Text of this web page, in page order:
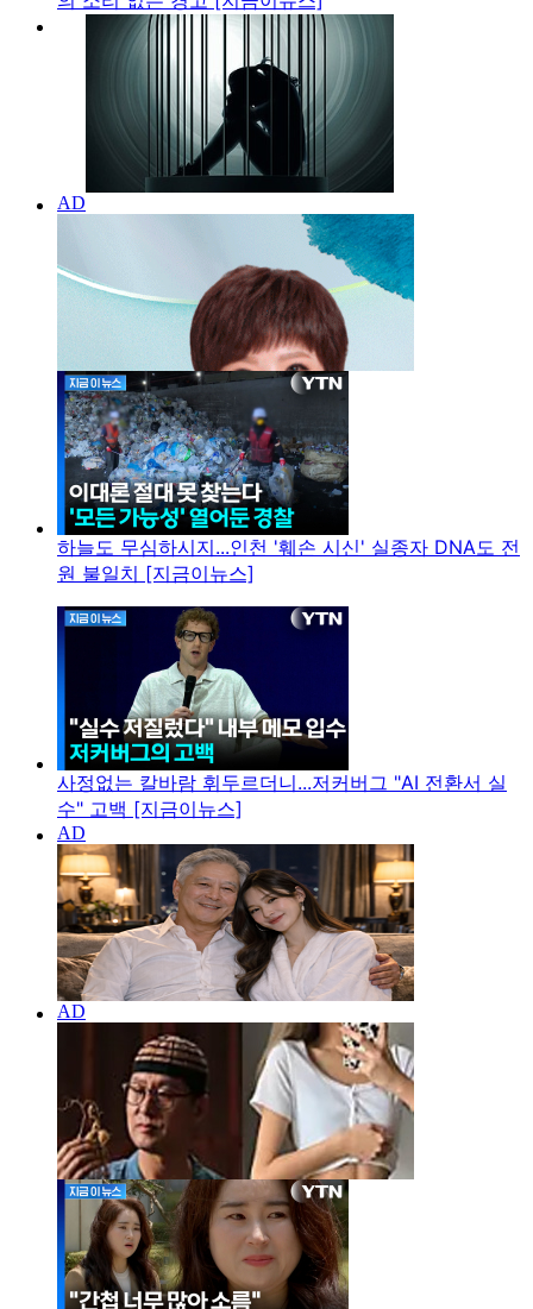
하늘도 무심하시지...인천 '훼손 시신' 실종자 DNA도 전
원 불일치 [지금이뉴스]
사정없는 칼바람 휘두르더니...저커버그 "AI 전환서 실
수" 고백 [지금이뉴스]